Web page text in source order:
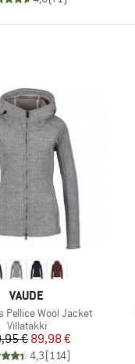
MERKKI
VAUDE
Pellice Wool Jacket
Tuoteryhmä
Villatakki
Hinta
€Alennettu hinta
89,98 €
4,3(114)